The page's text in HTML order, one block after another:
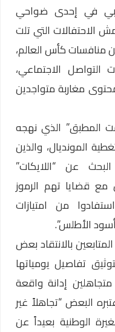
في إحدى ضواحي
الاحتفالات التي تلت
منافسات كأس العالم،
الاجتماعي،
مغاربة متواجدين
المطبق” الذي نهجه
المونديال، والذين
عن “اللايكات”
قضايا تهم الرموز
من امتيازات
الأطلس”.
بالانتقاد بعض
تفاصيل يومياتها
إدانة واقعة
البعض “تجاهلاً غير
الوطنية بعيداً عن